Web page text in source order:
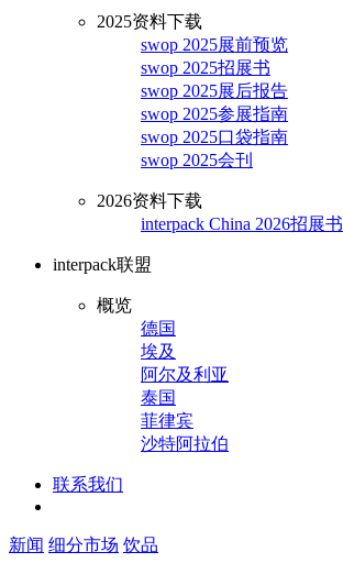
2025资料下载
swop 2025展前预览
swop 2025招展书
swop 2025展后报告
swop 2025参展指南
swop 2025口袋指南
swop 2025会刊
2026资料下载
interpack China 2026招展书
interpack联盟
概览
德国
埃及
阿尔及利亚
泰国
菲律宾
沙特阿拉伯
联系我们
新闻 细分市场 饮品